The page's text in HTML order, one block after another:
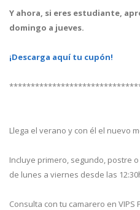
Y ahora, si eres estudiante,
domingo a jueves.
¡Descarga aquí tu cupón!
Llega el verano y con él el nuevo
Incluye primero, segundo, postre
de lunes a viernes desde las
Consulta con tu camarero en VIPS